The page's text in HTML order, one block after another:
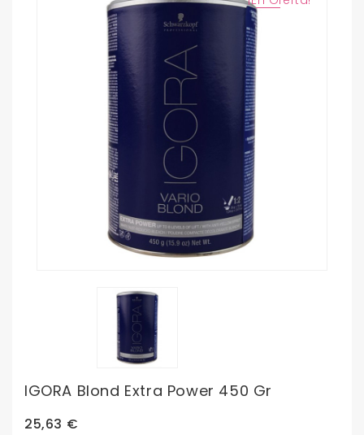
IGORA Blond Extra Power 450 Gr
25,63 €